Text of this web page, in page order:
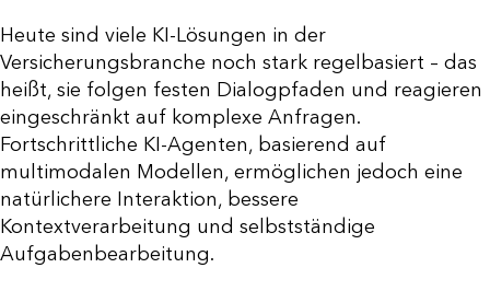
Heute sind viele KI-Lösungen in der
Versicherungsbranche noch stark regelbasiert – das
heißt, sie folgen festen Dialogpfaden und reagieren
eingeschränkt auf komplexe Anfragen.
Fortschrittliche KI-Agenten, basierend auf
multimodalen Modellen, ermöglichen jedoch eine
natürlichere Interaktion, bessere
Kontextverarbeitung und selbstständige
Aufgabenbearbeitung.